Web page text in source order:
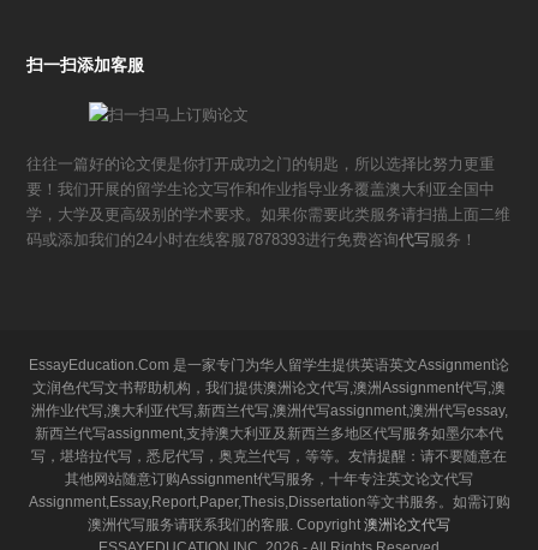
扫一扫添加客服
往往一篇好的论文便是你打开成功之门的钥匙，所以选择比努力更重
要！我们开展的留学生论文写作和作业指导业务覆盖澳大利亚全国中
学，大学及更高级别的学术要求。如果你需要此类服务请扫描上面二维
码或添加我们的24小时在线客服7878393进行免费咨询代写服务！
EssayEducation.Com 是一家专门为华人留学生提供英语英文Assignment论
文润色代写文书帮助机构，我们提供澳洲论文代写,澳洲Assignment代写,澳
洲作业代写,澳大利亚代写,新西兰代写,澳洲代写assignment,澳洲代写essay,
新西兰代写assignment,支持澳大利亚及新西兰多地区代写服务如墨尔本代
写，堪培拉代写，悉尼代写，奥克兰代写，等等。友情提醒：请不要随意在
其他网站随意订购Assignment代写服务，十年专注英文论文代写
Assignment,Essay,Report,Paper,Thesis,Dissertation等文书服务。如需订购
澳洲代写服务请联系我们的客服. Copyright 澳洲论文代写